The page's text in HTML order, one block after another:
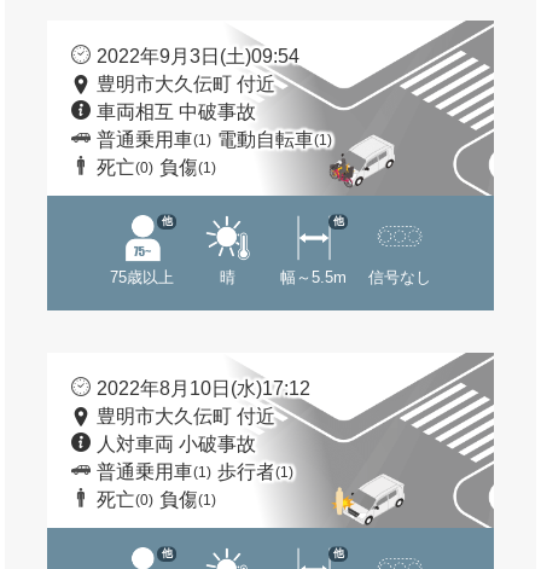
2022年9月3日(土)09:54
豊明市大久伝町 付近
車両相互 中破事故
普通乗用車(1) 電動自転車(1)
死亡(0) 負傷(1)
75歳以上
他
晴 幅～5.5m
他
信号なし
2022年8月10日(水)17:12
豊明市大久伝町 付近
人対車両 小破事故
普通乗用車(1) 歩行者(1)
死亡(0) 負傷(1)
他 他